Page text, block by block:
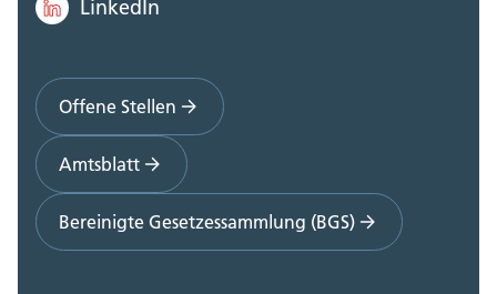
LinkedIn
Offene Stellen
Amtsblatt
Bereinigte Gesetzessammlung (BGS)